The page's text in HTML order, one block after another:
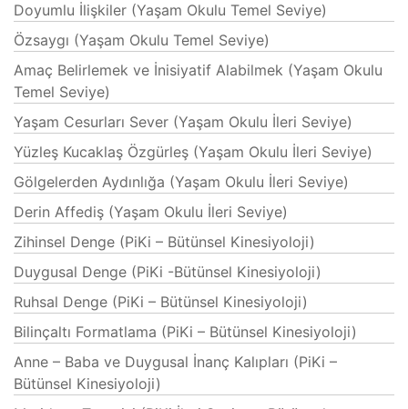
Doyumlu İlişkiler (Yaşam Okulu Temel Seviye)
Özsaygı (Yaşam Okulu Temel Seviye)
Amaç Belirlemek ve İnisiyatif Alabilmek (Yaşam Okulu
Temel Seviye)
Yaşam Cesurları Sever (Yaşam Okulu İleri Seviye)
Yüzleş Kucaklaş Özgürleş (Yaşam Okulu İleri Seviye)
Gölgelerden Aydınlığa (Yaşam Okulu İleri Seviye)
Derin Affediş (Yaşam Okulu İleri Seviye)
Zihinsel Denge (PiKi – Bütünsel Kinesiyoloji)
Duygusal Denge (PiKi -Bütünsel Kinesiyoloji)
Ruhsal Denge (PiKi – Bütünsel Kinesiyoloji)
Bilinçaltı Formatlama (PiKi – Bütünsel Kinesiyoloji)
Anne – Baba ve Duygusal İnanç Kalıpları (PiKi –
Bütünsel Kinesiyoloji)